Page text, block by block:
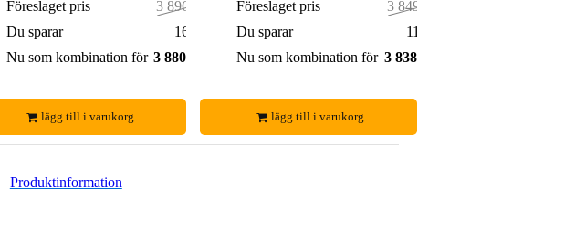
Föreslaget pris
3 896,00 kr
Du sparar
16,00 kr
Nu som kombination för 3 880,00 kr
lägg till i varukorg
Föreslaget pris
3 849,00 kr
Du sparar
11,00 kr
Nu som kombination för 3 838,00 kr
lägg till i varukorg
Produktinformation